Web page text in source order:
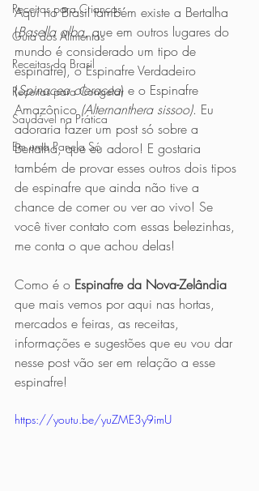
Receitas para Crianças
Guia dos Alimentos
Receitas do Brasil
Receitas para Congelar
Saudável na Prática
Em uma Panela Só
Aqui no Brasil também existe a Bertalha
(Basella alba, que em outros lugares do
mundo é considerado um tipo de
espinafre), o Espinafre Verdadeiro
(Spinacea oleracea) e o Espinafre
Amazônico (Alternanthera sissoo). Eu
adoraria fazer um post só sobre a
Bertalha, que eu adoro! E gostaria
também de provar esses outros dois tipos
de espinafre que ainda não tive a
chance de comer ou ver ao vivo! Se
você tiver contato com essas belezinhas,
me conta o que achou delas!
Como é o Espinafre da Nova-Zelândia
que mais vemos por aqui nas hortas,
mercados e feiras, as receitas,
informações e sugestões que eu vou dar
nesse post vão ser em relação a esse
espinafre!
https://youtu.be/yuZME3y9imU